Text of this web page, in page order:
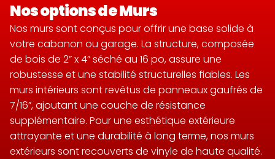
Nos options de Murs
Nos murs sont conçus pour offrir une base solide à
votre cabanon ou garage. La structure, composée
de bois de 2” x 4” séché au 16 po, assure une
robustesse et une stabilité structurelles fiables. Les
murs intérieurs sont revêtus de panneaux gaufrés de
7/16”, ajoutant une couche de résistance
supplémentaire. Pour une esthétique extérieure
attrayante et une durabilité à long terme, nos murs
extérieurs sont recouverts de vinyle de haute qualité.